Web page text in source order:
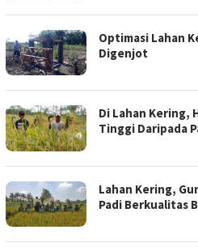
Optimasi Lahan
Digenjot
Di Lahan Kering,
Tinggi Daripada
Lahan Kering,
Padi Berkualitas